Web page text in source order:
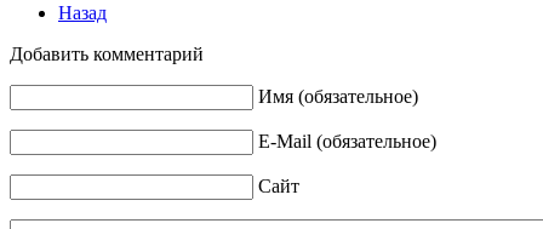
Назад
Добавить комментарий
Имя (обязательное)
E-Mail (обязательное)
Сайт